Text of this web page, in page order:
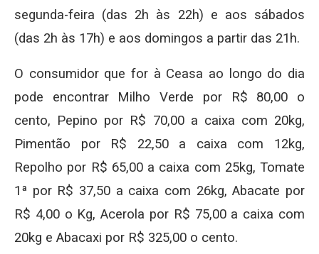
segunda-feira (das 2h às 22h) e aos sábados
(das 2h às 17h) e aos domingos a partir das 21h.
O consumidor que for à Ceasa ao longo do dia
pode encontrar Milho Verde por R$ 80,00 o
cento, Pepino por R$ 70,00 a caixa com 20kg,
Pimentão por R$ 22,50 a caixa com 12kg,
Repolho por R$ 65,00 a caixa com 25kg, Tomate
1ª por R$ 37,50 a caixa com 26kg, Abacate por
R$ 4,00 o Kg, Acerola por R$ 75,00 a caixa com
20kg e Abacaxi por R$ 325,00 o cento.